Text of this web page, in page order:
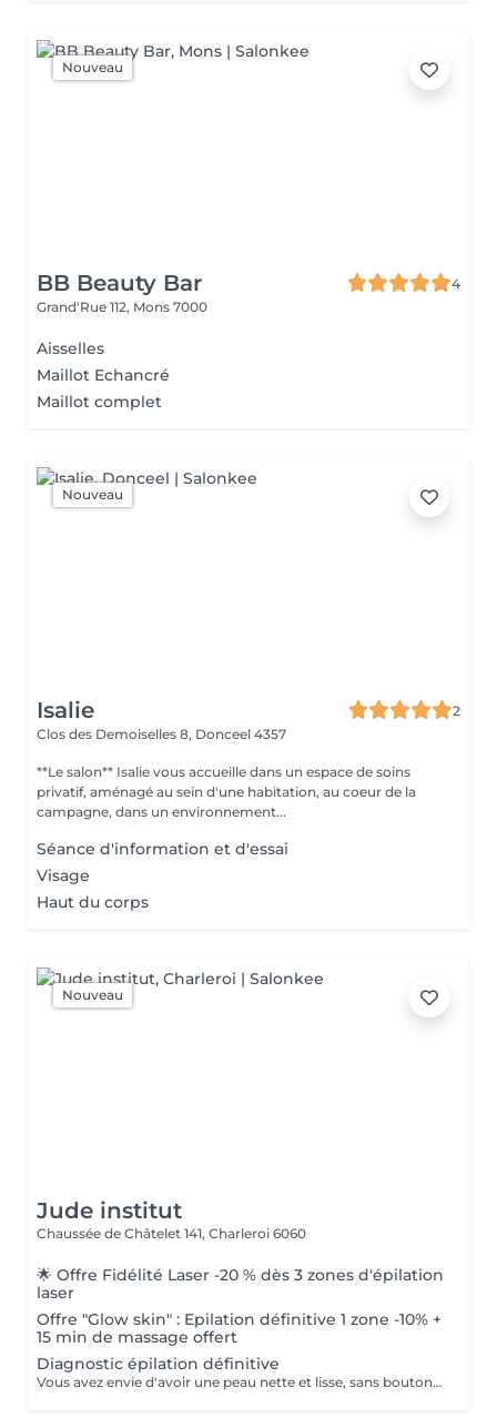
Nouveau
BB Beauty Bar
4
Grand'Rue 112, Mons 7000
Aisselles
Maillot Echancré
Maillot complet
Nouveau
Isalie
2
Clos des Demoiselles 8, Donceel 4357
**Le salon** Isalie vous accueille dans un espace de soins
privatif, aménagé au sein d'une habitation, au coeur de la
campagne, dans un environnement...
Séance d'information et d'essai
Visage
Haut du corps
Nouveau
Jude institut
Chaussée de Châtelet 141, Charleroi 6060
🌟 Offre Fidélité Laser -20 % dès 3 zones d'épilation
laser
Offre "Glow skin" : Epilation définitive 1 zone -10% +
15 min de massage offert
Diagnostic épilation définitive
Vous avez envie d'avoir une peau nette et lisse, sans boutons après rasage, et vous souhaitez notre avis? Vous pouvez prendre rendez-vous et nous établirons un devis personnalisé gratuitement